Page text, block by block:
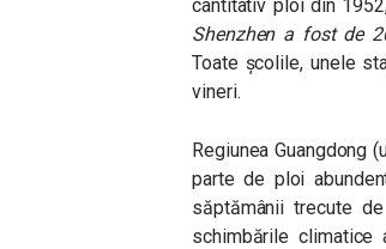
cantitativ ploi din
Shenzhen a fost de
Toate școlile, unele
vineri.
Regiunea Guangdong
parte de ploi
săptămânii trecute
schimbările